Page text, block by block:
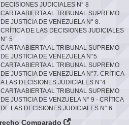
DECISIONES JUDICIALES N° 8
CARTA ABIERTA AL TRIBUNAL SUPREMO
DE JUSTICIA DE VENEZUELA N° 8.
CRÍTICA DE LAS DECISIONES JUDICIALES
N° 5
CARTA ABIERTA AL TRIBUNAL SUPREMO
DE JUSTICIA DE VENEZUELA N°5
CARTA ABIERTA AL TRIBUNAL SUPREMO
DE JUSTICIA DE VENEZUELA N°7. CRÍTICA
A LAS DECISIONES JUDICIALES N°4
CARTA ABIERTA AL TRIBUNAL SUPREMO
DE JUSTICIA DE VENZUELA N° 9 - CRÍTICA
DE LAS DECISIONES JUDICIALES N° 6
Comparado